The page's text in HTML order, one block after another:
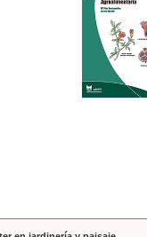
IVA